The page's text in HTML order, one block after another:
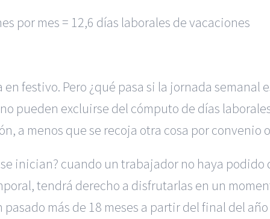
por mes = 12,6 días laborales de vacaciones
festivo. Pero ¿qué pasa si la jornada semanal
pueden excluirse del cómputo de días
a menos que se recoja otra cosa por convenio
inician? cuando un trabajador no haya
tendrá derecho a disfrutarlas en un
más de 18 meses a partir del final del